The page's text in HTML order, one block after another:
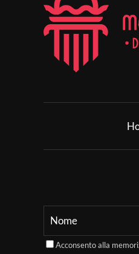
Acconsento alla